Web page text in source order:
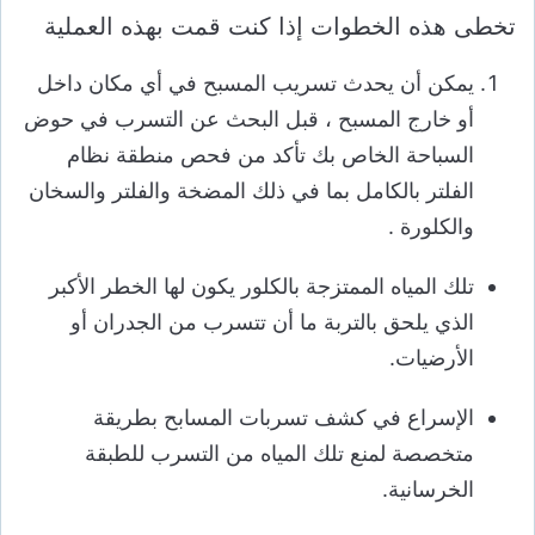
تخطى هذه الخطوات إذا كنت قمت بهذه العملية
يمكن أن يحدث تسريب المسبح في أي مكان داخل
أو خارج المسبح ، قبل البحث عن التسرب في حوض
السباحة الخاص بك تأكد من فحص منطقة نظام
الفلتر بالكامل بما في ذلك المضخة والفلتر والسخان
والكلورة .
تلك المياه الممتزجة بالكلور يكون لها الخطر الأكبر
الذي يلحق بالتربة ما أن تتسرب من الجدران أو
الأرضيات.
الإسراع في كشف تسربات المسابح بطريقة
متخصصة لمنع تلك المياه من التسرب للطبقة
الخرسانية.